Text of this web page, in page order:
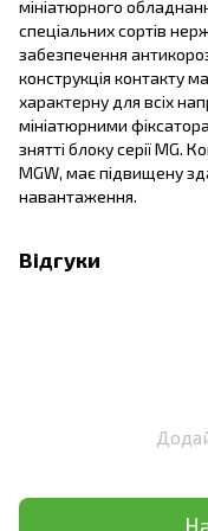
мініатюрного
спеціальних сортів
забезпечення
конструкція контакту
характерну для всіх
мініатюрними
знятті блоку серії MG.
MGW, має підвищену
навантаження.
Відгуки